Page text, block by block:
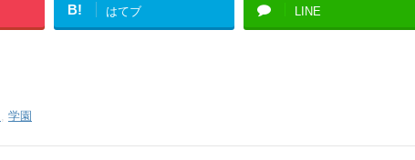
B! はてブ LINE
, 学園